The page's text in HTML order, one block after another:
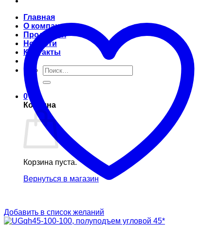
Главная
О компании
Продукция
Новости
Контакты
Искать:
0
Корзина
Корзина пуста.
Вернуться в магазин
Добавить в список желаний